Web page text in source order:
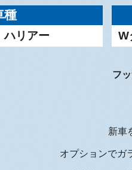
種
ハリアー W
フ
新車
オプションでガ